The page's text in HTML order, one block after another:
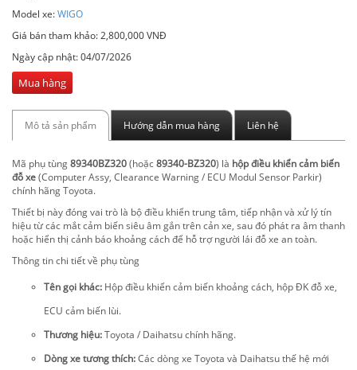
Model xe:WIGO
Giá bán tham khảo: 2,800,000 VNĐ
Ngày cập nhật:04/07/2026
Mua hàng
Mô tả sản phẩm Hướng dẫn mua hàng Liên hệ
Mã phụ tùng89340BZ320(hoặc89340-BZ320) là hộp điều khiển cảm biến
đỗ xe(Computer Assy, Clearance Warning / ECU Modul Sensor Parkir)
chính hãng Toyota.
Thiết bị này đóng vai trò là bộ điều khiển trung tâm, tiếp nhận và xử lý tín
hiệu từ các mắt cảm biến siêu âm gắn trên cản xe, sau đó phát ra âm thanh
hoặc hiển thị cảnh báo khoảng cách để hỗ trợ người lái đỗ xe an toàn.
Thông tin chi tiết về phụ tùng
Tên gọi khác: Hộp điều khiển cảm biến khoảng cách, hộp ĐK đỗ xe,
ECU cảm biến lùi.
Thương hiệu:Toyota / Daihatsu chính hãng.
Dòng xe tương thích:Các dòng xe Toyota và Daihatsu thế hệ mới